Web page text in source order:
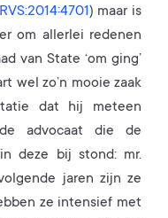
) maar is
om allerlei redenen
van State ‘om ging’
wel zo’n mooie zaak
dat hij meteen
advocaat die de
in deze bij stond: mr.
jaren zijn ze
ze intensief met